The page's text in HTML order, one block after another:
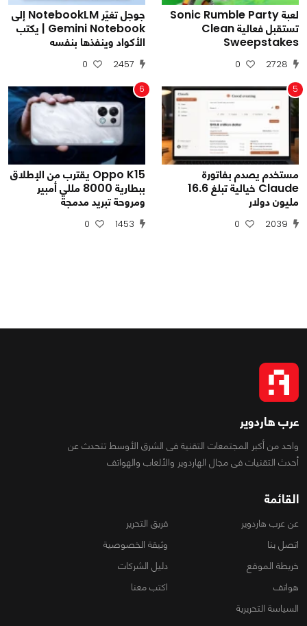
لعبة Sonic Rumble Party
تستقبل فعالية Clean
Sweepstakes
2728
0
جوجل تغيّر NotebookLM إلى
Gemini Notebook | يكتب
الأكواد وينفذها بنفسه
2457
0
5
مستخدم يصدم بفاتورة
Claude خيالية تبلغ 16.6
مليون دولار
2039
0
6
Oppo K15 يقترب من الإطلاق
ببطارية 8000 مللي أمبير
ومروحة تبريد مدمجة
1453
0
عرب هاردوير
واحد من أكبر المجتمعات التقنية فى الشرق الأوسط تتحدث عن
أحدث التقنيات فى مجال الهاردوير والألعاب والهواتف
القائمة
عن عرب هاردوير
فريق التحرير
اتصل بنا
وثيقة الخصوصية
خريطة الموقع
دليل الشركات
هواتف
اكتب معنا
السياسة التحريرية